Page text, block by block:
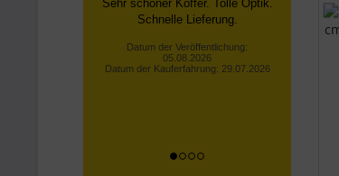
Sehr schöner Koffer. Tolle Optik.
Schnelle Lieferung.
Datum der Veröffentlichung:
05.08.2026
Datum der Kauferfahrung: 29.07.2026